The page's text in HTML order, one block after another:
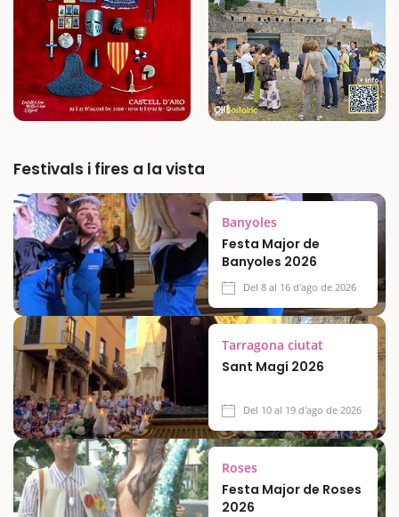
Festivals i fires a la vista
Banyoles
Festa Major de
Banyoles 2026
Del 8 al 16 d'ago de 2026
Tarragona ciutat
Sant Magí 2026
Del 10 al 19 d'ago de 2026
Roses
Festa Major de Roses
2026